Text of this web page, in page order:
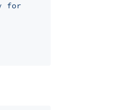
for NVIDIA: "